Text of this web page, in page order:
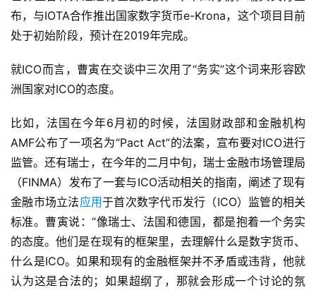
布，与IOTA合作推出国家数字货币e-Krona，这个项目目前
处于初始阶段，预计在2019年完成。
就ICO而言，曹寅在交谈中三次用了“务实”这个词来形容欧
洲国家对ICO的态度。
比如，法国在今年6月初的时候，法国财政部和金融机构
AMF公布了一项名为“Pact Act”的法案，宣布要对ICO进行
监管。还有瑞士，在今年的二月中旬，瑞士金融市场管理局
（FINMA）发布了一套与ICO活动相关的指南，阐述了现有
金融市场立法应用于首次数字代币发行（ICO）监管的相关
标准。曹寅说：“像瑞士、法国和德国，都是抱着一个务实
的态度。他们是在现有的框架里，去理解什么是数字货币、
什么是ICO。如果和现有的金融框架并不矛盾或违背，他就
认为这是合法的；如果超纲了，那就会形成一个讨论的氛